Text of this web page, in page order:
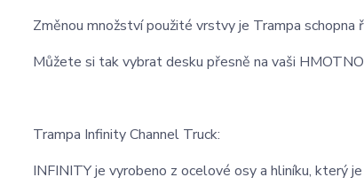
Změnou množství použité vrstvy je Trampa
Můžete si tak vybrat desku přesně na vaši
Trampa Infinity Channel Truck:
INFINITY je vyrobeno z ocelové osy a hliníku, který